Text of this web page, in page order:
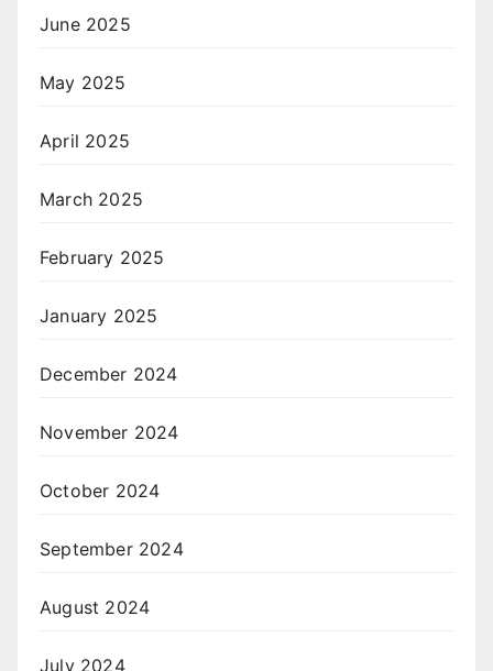
June 2025
May 2025
April 2025
March 2025
February 2025
January 2025
December 2024
November 2024
October 2024
September 2024
August 2024
July 2024